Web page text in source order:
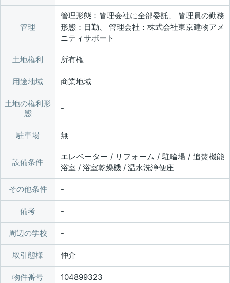
管理
管理形態：管理会社に全部委託、 管理員の勤務
形態：日勤、 管理会社：株式会社東京建物アメ
ニティサポート
土地権利 所有権
用途地域 商業地域
土地の権利形
態
駐車場 無
設備条件
エレベーター / リフォーム / 駐輪場 / 追焚機能
浴室 / 浴室乾燥機 / 温水洗浄便座
その他条件
備考
周辺の学校
取引態様 仲介
物件番号 104899323